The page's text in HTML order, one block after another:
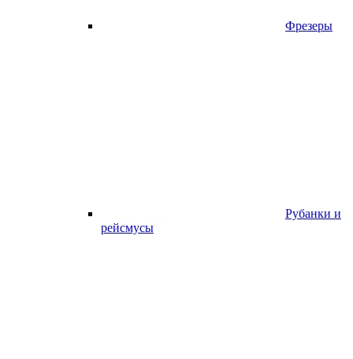
Фрезеры
Рубанки и
рейсмусы